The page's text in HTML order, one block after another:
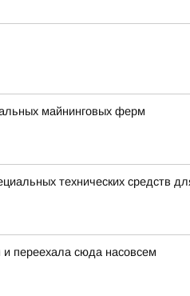
майнинговых ферм
технических средств
переехала сюда насовсем